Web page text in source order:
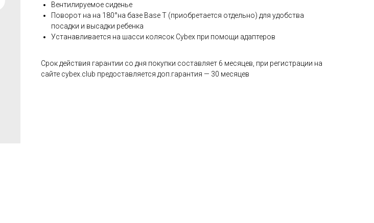
Вентилируемое сиденье
Поворот на на 180°на базе Base T (приобретается отдельно) для удобства
посадки и высадки ребенка
Устанавливается на шасси колясок Cybex при помощи адаптеров
Срок действия гарантии со дня покупки составляет 6 месяцев, при регистрации на
сайте cybex.club предоставляется доп.гарантия — 30 месяцев